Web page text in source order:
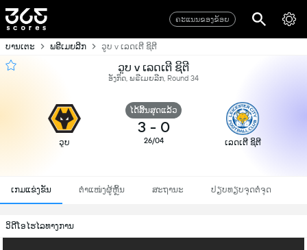
ຄະແນນຂອງຂ້ອຍ
ບານເຕະ ພຣີເມຍລີກ ວູບ v ເລດເຕີ ຊິຕີ
ວູບ v ເລດເຕີ ຊິຕີ
ອັງກິດ, ພຣີເມຍລີກ, Round 34
ວູບ
ໄດ້ສິ້ນສຸດແລ້ວ
3 - 0
26/04 ເລດເຕີ ຊິຕີ
ເກມແຂ່ງຂັນ ຕຳແໜ່ງຜູ້ຫຼິ້ນ ສະຖານະ ປຽບທຽບຈຸດຕໍ່ຈຸດ
ວິດີໂອໄຮໄລທາງການ